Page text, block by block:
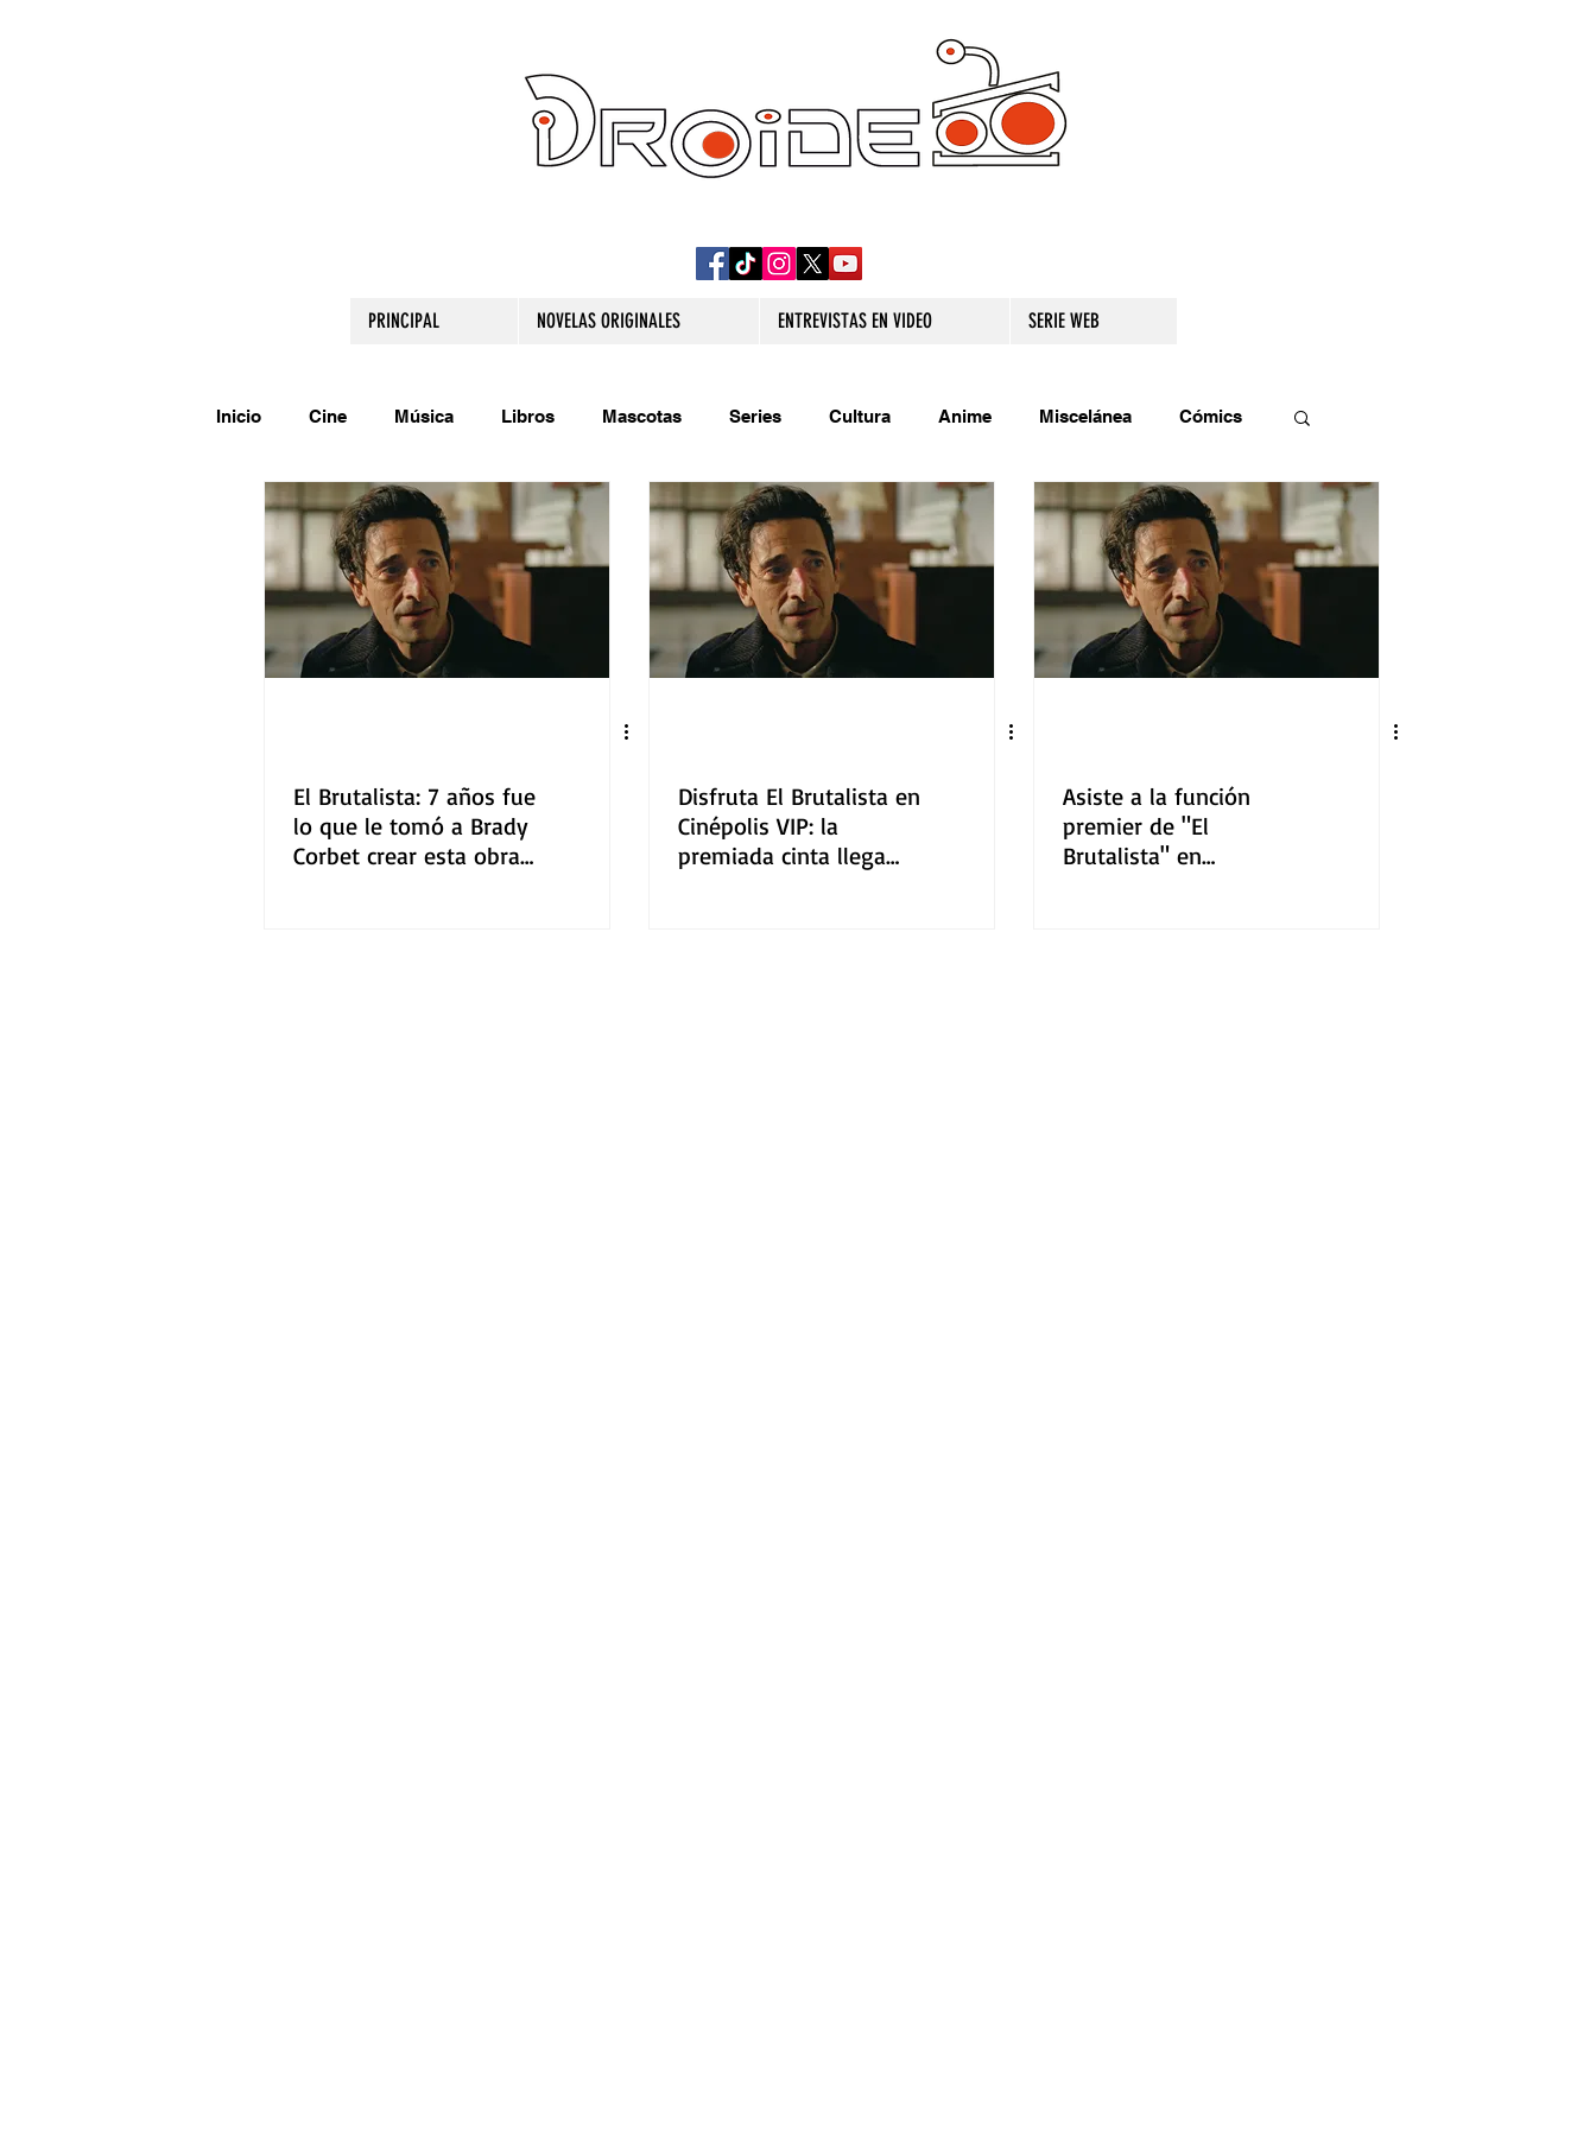
PRINCIPAL NOVELAS ORIGINALES ENTREVISTAS EN VIDEO SERIE WEB
Inicio Cine Música Libros Mascotas Series Cultura Anime Miscelánea Cómics
Comparte tu talento Relatos originales Extra Relatos Trivias Videojuegos Teatro
Gastronomía Tecnología
El Brutalista: 7 años fue
lo que le tomó a Brady
Corbet crear esta obra
Disfruta El Brutalista en
Cinépolis VIP: la
premiada cinta llega
Asiste a la función
premier de "El
Brutalista" en